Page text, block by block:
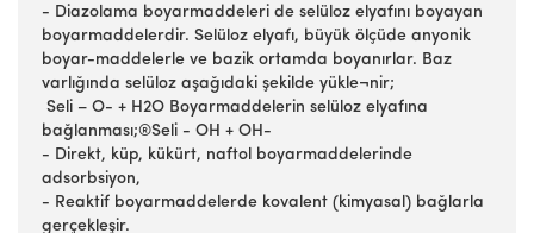
- Diazolama boyarmaddeleri de selüloz elyafını boyayan
boyarmaddelerdir. Selüloz elyafı, büyük ölçüde anyonik
boyar-maddelerle ve bazik ortamda boyanırlar. Baz
varlığında selüloz aşağıdaki şekilde yükle¬nir;
Seli – O- + H2O Boyarmaddelerin selüloz elyafına
bağlanması;®Seli - OH + OH-
- Direkt, küp, kükürt, naftol boyarmaddelerinde
adsorbsiyon,
- Reaktif boyarmaddelerde kovalent (kimyasal) bağlarla
gerçekleşir.